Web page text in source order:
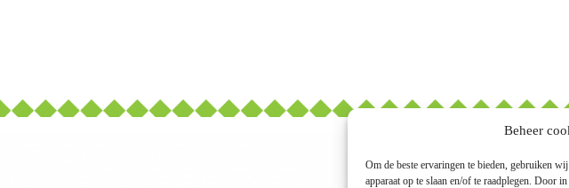
Beheer
Om de beste ervaringen te bieden, gebruiken
apparaat op te slaan en/of te raadplegen. Door